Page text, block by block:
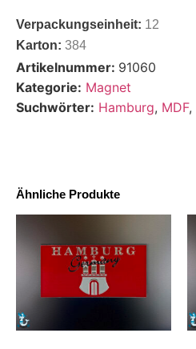
Verpackungseinheit: 12
Karton: 384
Artikelnummer: 91060
Kategorie: Magnet
Suchwörter: Hamburg, MDF,
Ähnliche Produkte